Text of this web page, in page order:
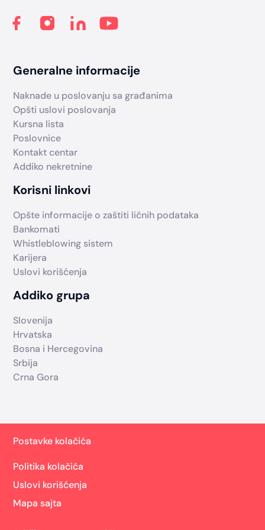
Generalne informacije
Naknade u poslovanju sa građanima
Opšti uslovi poslovanja
Kursna lista
Poslovnice
Kontakt centar
Addiko nekretnine
Korisni linkovi
Opšte informacije o zaštiti ličnih podataka
Bankomati
Whistleblowing sistem
Karijera
Uslovi korišćenja
Addiko grupa
Slovenija
Hrvatska
Bosna i Hercegovina
Srbija
Crna Gora
Postavke kolačića
Politika kolačića
Uslovi korišćenja
Mapa sajta